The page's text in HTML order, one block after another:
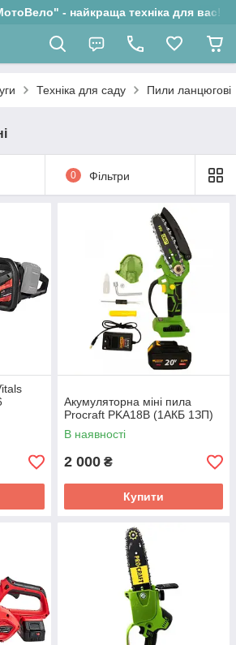
- найкраща техніка для вас!
Техніка для саду Пили ланцюгові
0 Фільтри
Акумуляторна міні пила
Procraft PKA18B (1АКБ 1ЗП)
В наявності
2 000 ₴
Купити